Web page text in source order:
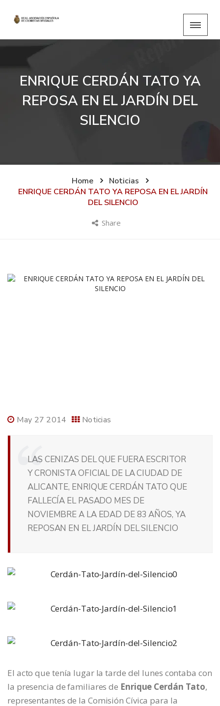
ENRIQUE CERDÁN TATO YA
REPOSA EN EL JARDÍN DEL
SILENCIO
Home
Noticias
ENRIQUE CERDÁN TATO YA REPOSA EN EL JARDÍN
DEL SILENCIO
Share
May 27 2014 Noticias
LAS CENIZAS DEL QUE FUERA ESCRITOR
Y CRONISTA OFICIAL DE LA CIUDAD DE
ALICANTE, ENRIQUE CERDÁN TATO QUE
FALLECÍA EL PASADO MES DE
NOVIEMBRE A LA EDAD DE 83 AÑOS, YA
REPOSAN EN EL JARDÍN DEL SILENCIO
El acto que tenía lugar la tarde del lunes contaba con
la presencia de familiares de Enrique Cerdán Tato,
representantes de la Comisión Cívica para la